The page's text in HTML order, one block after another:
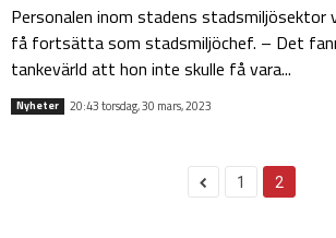
Personalen inom stadens stadsmiljösektor
få fortsätta som stadsmiljöchef. – Det
tankevärld att hon inte skulle få vara...
Nyheter 20:43 torsdag, 30 mars, 2023
1 2